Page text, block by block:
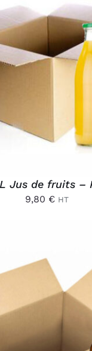
AU PANIER
Jus de fruits –
9,80 € HT
AU PANIER